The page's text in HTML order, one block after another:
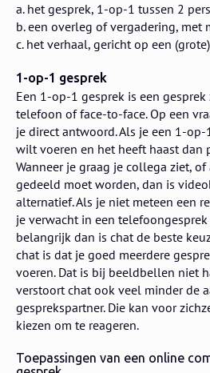
a. het gesprek, 1-op-1 tussen 2
b. een overleg of vergadering, met
c. het verhaal, gericht op een
1-op-1 gesprek
Een 1-op-1 gesprek is een
telefoon of face-to-face. Op een
je direct antwoord. Als je een 1-
wilt voeren en het heeft haast dan
Wanneer je graag je collega ziet, of
gedeeld moet worden, dan is
alternatief. Als je niet meteen een
je verwacht in een
belangrijk dan is chat de beste
chat is dat je goed meerdere
voeren. Dat is bij beeldbellen niet
verstoort chat ook veel minder de
gesprekspartner. Die kan voor
kiezen om te reageren.
Toepassingen van een online